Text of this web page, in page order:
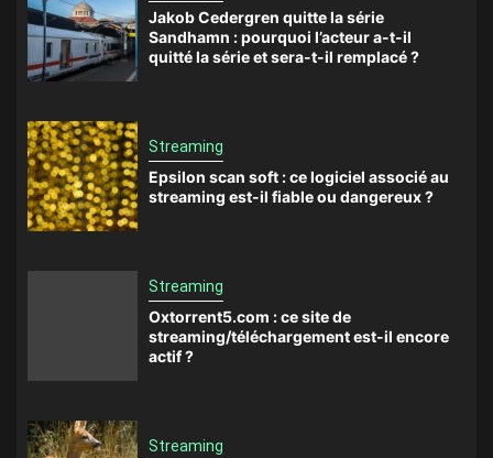
Jakob Cedergren quitte la série
Sandhamn : pourquoi l’acteur a-t-il
quitté la série et sera-t-il remplacé ?
Streaming
Epsilon scan soft : ce logiciel associé au
streaming est-il fiable ou dangereux ?
Streaming
Oxtorrent5.com : ce site de
streaming/téléchargement est-il encore
actif ?
Streaming